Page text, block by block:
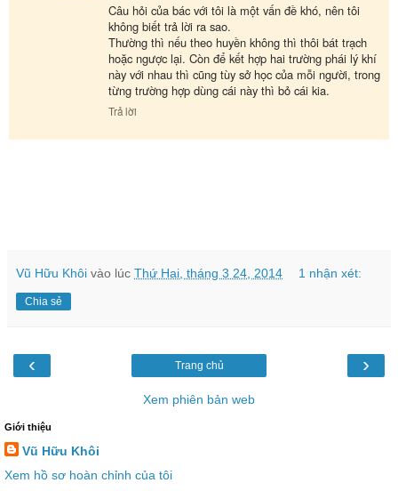
Câu hỏi của bác với tôi là một vấn đề khó, nên tôi
không biết trả lời ra sao.
Thường thì nếu theo huyền không thì thôi bát trạch
hoặc ngược lại. Còn để kết hợp hai trường phái lý khí
này với nhau thì cũng tùy sở học của mỗi người, trong
từng trường hợp dùng cái này thì bỏ cái kia.
Trả lời
Vũ Hữu Khôi vào lúc Thứ Hai, tháng 3 24, 2014 1 nhận xét:
Chia sẻ
‹ ›
Trang chủ
Xem phiên bản web
Giới thiệu
Vũ Hữu Khôi
Xem hồ sơ hoàn chỉnh của tôi